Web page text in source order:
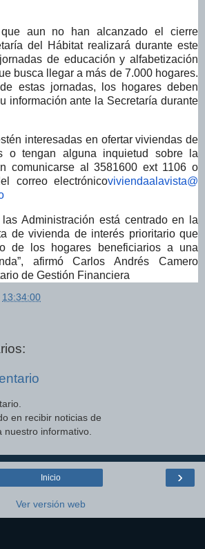
aun no han alcanzado el cierre
del Hábitat realizará durante este
de educación y alfabetización
busca llegar a más de 7.000 hogares.
estas jornadas, los hogares deben
información ante la Secretaría durante
interesadas en ofertar viviendas de
o tengan alguna inquietud sobre la
comunicarse al 3581600 ext 1106 o
correo electrónicoviviendaalavista@
Administración está centrado en la
de vivienda de interés prioritario que
de los hogares beneficiarios a una
afirmó Carlos Andrés Camero
de Gestión Financiera
13:34:00
en recibir noticias de
informativo.
›
Inicio
Ver versión web